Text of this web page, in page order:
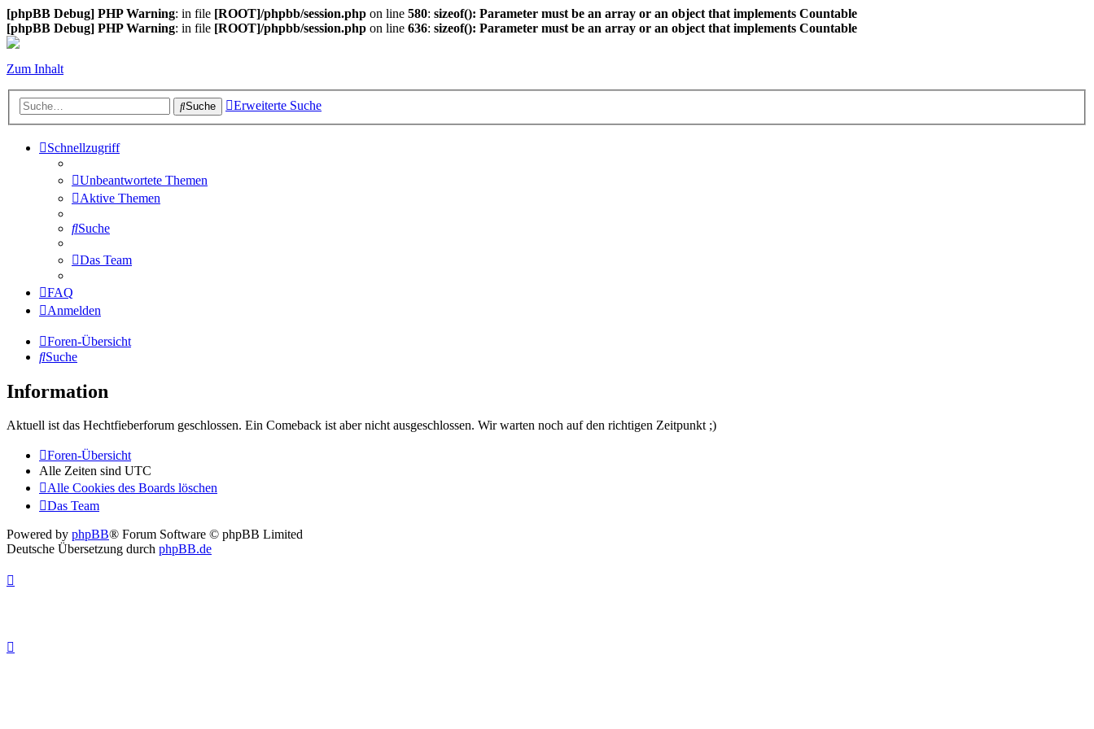
[phpBB Debug] PHP Warning: in file [ROOT]/phpbb/session.php on line 580: sizeof(): Parameter must be an array or an object that implements Countable
[phpBB Debug] PHP Warning: in file [ROOT]/phpbb/session.php on line 636: sizeof(): Parameter must be an array or an object that implements Countable
Zum Inhalt
Suche Erweiterte Suche
Schnellzugriff
Unbeantwortete Themen
Aktive Themen
Suche
Das Team
FAQ
Anmelden
Foren-Übersicht
Suche
Information
Aktuell ist das Hechtfieberforum geschlossen. Ein Comeback ist aber nicht ausgeschlossen. Wir warten noch auf den richtigen Zeitpunkt ;)
Foren-Übersicht
Alle Zeiten sind UTC
Alle Cookies des Boards löschen
Das Team
Powered by phpBB® Forum Software © phpBB Limited
Deutsche Übersetzung durch phpBB.de